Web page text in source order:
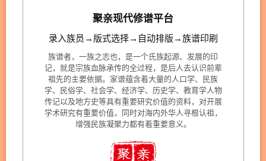
聚亲现代修谱平台
录入族员→版式选择→自动排版→族谱印刷
族谱者，一族之志也，是一个氏族起源、发展的印
记，就是宗族血脉承传的全过程，是后人去认识前辈
祖先的主要依据。家谱蕴含着大量的人口学、民族
学、民俗学、社会学、经济学、历史学、教育学人物
传记以及地方史等具有重要研究价值的资料，对开展
学术研究有重要价值，同时对海内外华人寻根认祖，
增强民族凝聚力都有着重要意义。